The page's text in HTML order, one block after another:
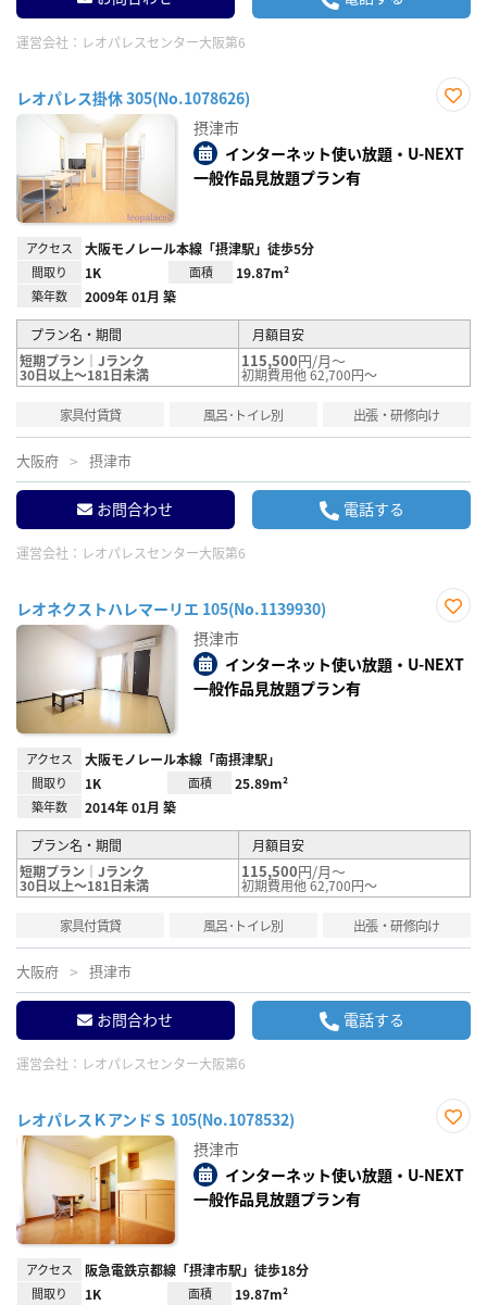
運営会社： レオパレスセンター大阪第6
レオパレス掛休 305(No.1078626)
り登
録
摂津市
インターネット使い放題・U-NEXT
一般作品見放題プラン有
アクセス 大阪モノレール本線「摂津駅」徒歩5分
間取り 1K 面積 19.87m²
築年数 2009年 01月 築
プラン名・期間
月額目安
短期プラン｜Jランク
30日以上～181日未満
115,500円/月～
初期費用他 62,700円～
家具付賃貸 風呂･トイレ別 出張・研修向け
大阪府 摂津市
お問合わせ 電話する
運営会社： レオパレスセンター大阪第6
レオネクストハレマーリエ 105(No.1139930)
り登
録
摂津市
インターネット使い放題・U-NEXT
一般作品見放題プラン有
アクセス 大阪モノレール本線「南摂津駅」
間取り 1K 面積 25.89m²
築年数 2014年 01月 築
プラン名・期間
月額目安
短期プラン｜Jランク
30日以上～181日未満
115,500円/月～
初期費用他 62,700円～
家具付賃貸 風呂･トイレ別 出張・研修向け
大阪府 摂津市
お問合わせ 電話する
運営会社： レオパレスセンター大阪第6
レオパレスＫアンドＳ 105(No.1078532)
り登
録
摂津市
インターネット使い放題・U-NEXT
一般作品見放題プラン有
アクセス 阪急電鉄京都線「摂津市駅」徒歩18分
間取り 1K 面積 19.87m²